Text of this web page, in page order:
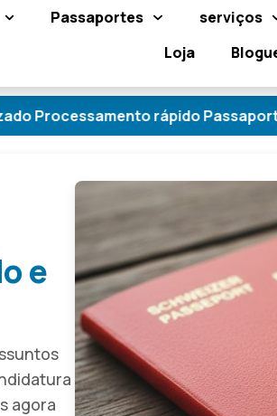
Passaportes
serviços
Loja
rápido Passaporte para
e
agora